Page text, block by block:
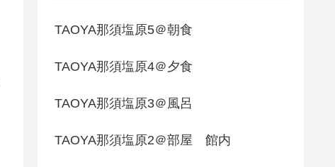
TAOYA那須塩原5＠朝食
TAOYA那須塩原4＠夕食
TAOYA那須塩原3＠風呂
TAOYA那須塩原2＠部屋 館内